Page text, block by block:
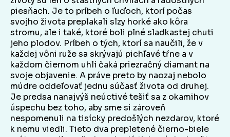
piesňach. Je to príbeh o ľuďoch, ktorí počas
svojho života preplakali slzy horké ako kôra
stromu, ale i také, ktoré boli plné sladkastej chuti
jeho plodov. Príbeh o tých, ktorí sa naučili, že v
každej vôni ruže sa skrývajú pichľavé tŕne a v
každom čiernom uhlí čaká priezračný diamant na
svoje objavenie. A práve preto by naozaj nebolo
múdre oddeľovať jednu súčasť života od druhej.
Je predsa nanajvýš neúctivé tešiť sa z okamihov
úspechu bez toho, aby sme si zároveň
nespomenuli na tisícky predošlých nezdarov, ktoré
k nemu viedli. Tieto dva prepletené čierno-biele